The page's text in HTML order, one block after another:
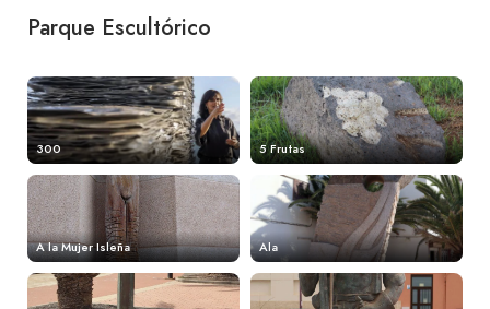
Parque Escultórico
300 5 Frutas
A la Mujer Isleña Ala